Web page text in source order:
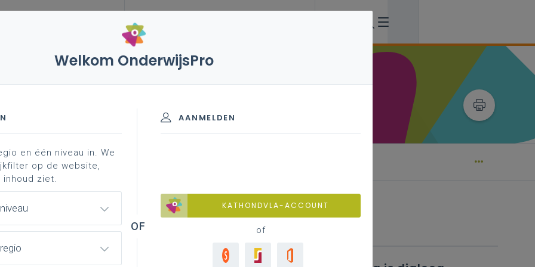
blog: uit het leven
vandaag september 2020
identiteit in diversiteit
- Geloven vandaag
Welkom OnderwijsPro
AANMELDEN
KATHONDVLA-ACCOUNT
of
en één niveau in. We
op de website,
ziet.